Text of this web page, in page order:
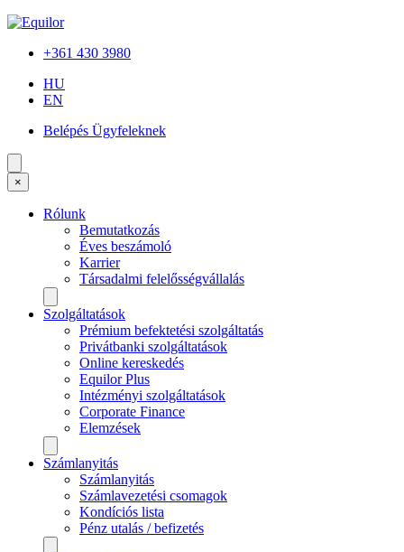
+361 430 3980
HU
EN
Belépés Ügyfeleknek
×
Rólunk
Bemutatkozás
Éves beszámoló
Karrier
Társadalmi felelősségvállalás
Szolgáltatások
Prémium befektetési szolgáltatás
Privátbanki szolgáltatások
Online kereskedés
Equilor Plus
Intézményi szolgáltatások
Corporate Finance
Elemzések
Számlanyitás
Számlanyitás
Számlavezetési csomagok
Kondíciós lista
Pénz utalás / befizetés